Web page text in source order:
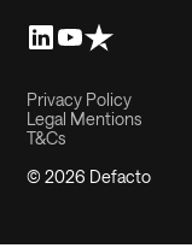
© 2026 Defacto
Privacy Policy
Legal Mentions
T&Cs